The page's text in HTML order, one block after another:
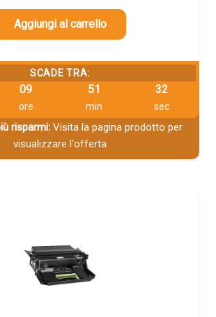
Aggiungi al carrello
SCADE TRA:
09
ore
51
min
31
sec
risparmi:Visita la pagina prodotto per
visualizzare l'offerta